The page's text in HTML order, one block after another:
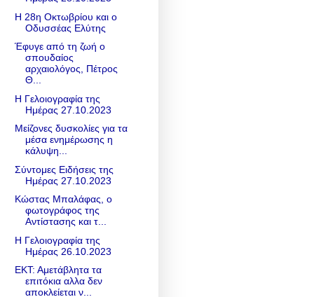
Η 28η Οκτωβρίου και ο
Οδυσσέας Ελύτης
Έφυγε από τη ζωή ο
σπουδαίος
αρχαιολόγος, Πέτρος
Θ...
Η Γελοιογραφία της
Ημέρας 27.10.2023
Μείζονες δυσκολίες για τα
μέσα ενημέρωσης η
κάλυψη...
Σύντομες Ειδήσεις της
Ημέρας 27.10.2023
Κώστας Μπαλάφας, ο
φωτογράφος της
Αντίστασης και τ...
Η Γελοιογραφία της
Ημέρας 26.10.2023
ΕΚΤ: Αμετάβλητα τα
επιτόκια αλλα δεν
αποκλείεται ν...